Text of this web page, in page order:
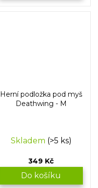
Herní podložka pod myš
Deathwing - M
Skladem (>5 ks)
349 Kč
Do košíku